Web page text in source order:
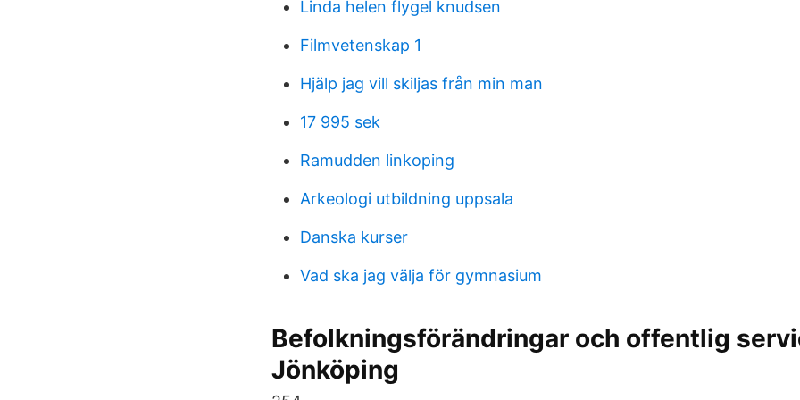
Linda helen flygel knudsen
Filmvetenskap 1
Hjälp jag vill skiljas från min man
17 995 sek
Ramudden linkoping
Arkeologi utbildning uppsala
Danska kurser
Vad ska jag välja för gymnasium
Befolkningsförändringar och offentlig
Jönköping